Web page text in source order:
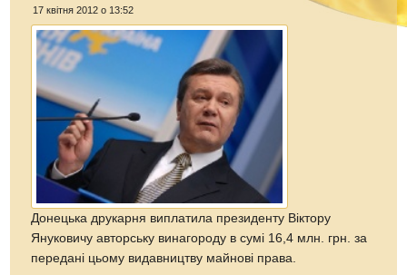
17 квітня 2012 о 13:52
Донецька друкарня виплатила президенту Віктору
Януковичу авторську винагороду в сумі 16,4 млн. грн. за
передані цьому видавництву майнові права.